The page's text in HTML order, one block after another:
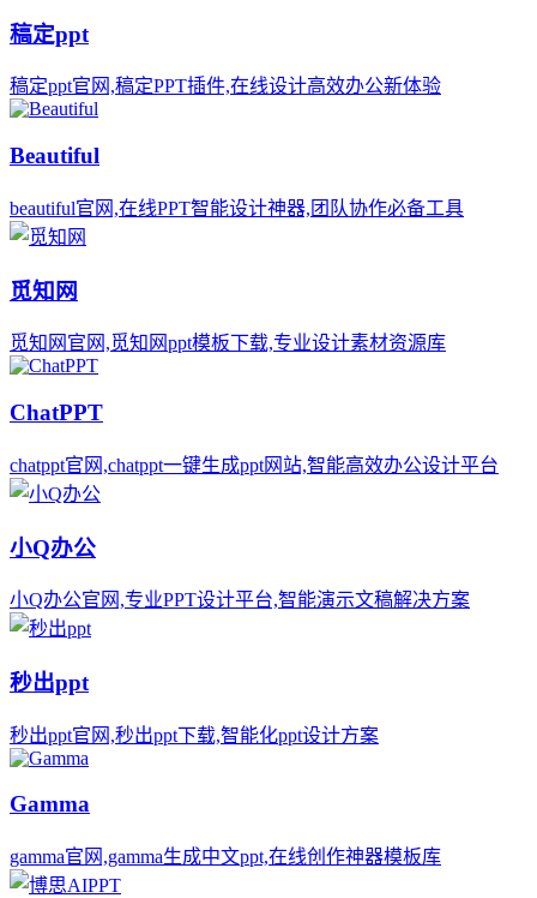
稿定ppt
稿定ppt官网,稿定PPT插件,在线设计高效办公新体验
Beautiful
beautiful官网,在线PPT智能设计神器,团队协作必备工具
觅知网
觅知网官网,觅知网ppt模板下载,专业设计素材资源库
ChatPPT
chatppt官网,chatppt一键生成ppt网站,智能高效办公设计平台
小Q办公
小Q办公官网,专业PPT设计平台,智能演示文稿解决方案
秒出ppt
秒出ppt官网,秒出ppt下载,智能化ppt设计方案
Gamma
gamma官网,gamma生成中文ppt,在线创作神器模板库